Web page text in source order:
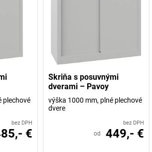
plechové
bez DPH
€
Skriňa s posuvnými
dverami – Pavoy
výška 1000 mm, plné plechové
dvere
bez DPH
od 449,- €